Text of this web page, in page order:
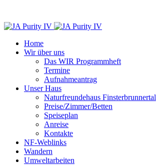
Home
Wir über uns
Das WIR Programmheft
Termine
Aufnahmeantrag
Unser Haus
Naturfreundehaus Finsterbrunnertal
Preise/Zimmer/Betten
Speiseplan
Anreise
Kontakte
NF-Weblinks
Wandern
Umweltarbeiten